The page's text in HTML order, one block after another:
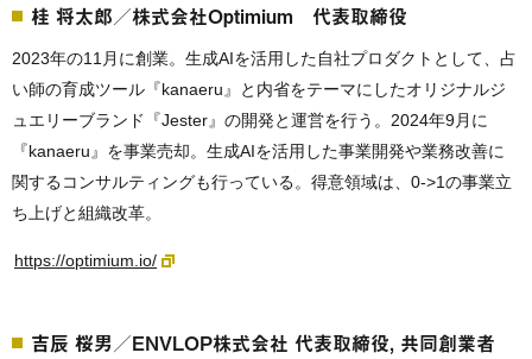
桂 将太郎／株式会社Optimium 代表取締役
2023年の11月に創業。生成AIを活用した自社プロダクトとして、占
い師の育成ツール『kanaeru』と内省をテーマにしたオリジナルジ
ュエリーブランド『Jester』の開発と運営を行う。2024年9月に
『kanaeru』を事業売却。生成AIを活用した事業開発や業務改善に
関するコンサルティングも行っている。得意領域は、0->1の事業立
ち上げと組織改革。
https://optimium.io/
吉辰 桜男／ENVLOP株式会社 代表取締役, 共同創業者